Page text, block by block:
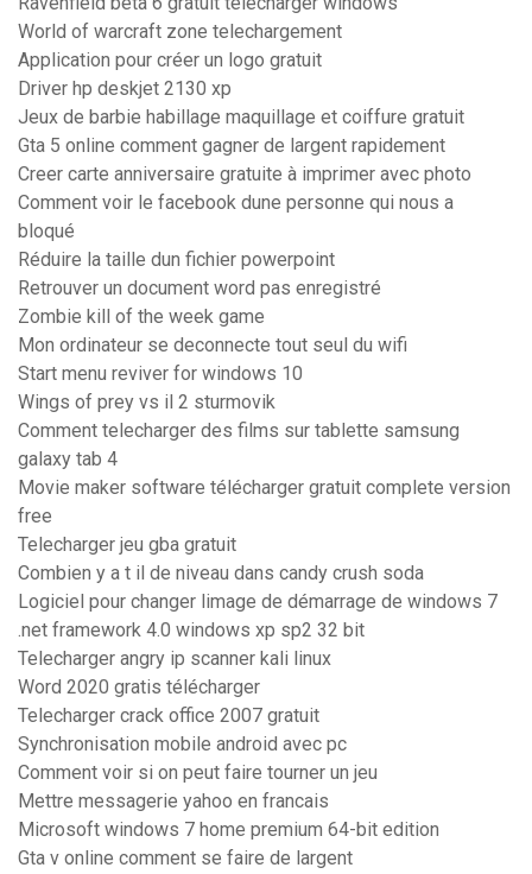
World of warcraft zone telechargement
Application pour créer un logo gratuit
Driver hp deskjet 2130 xp
Jeux de barbie habillage maquillage et coiffure gratuit
Gta 5 online comment gagner de largent rapidement
Creer carte anniversaire gratuite à imprimer avec photo
Comment voir le facebook dune personne qui nous a
bloqué
Réduire la taille dun fichier powerpoint
Retrouver un document word pas enregistré
Zombie kill of the week game
Mon ordinateur se deconnecte tout seul du wifi
Start menu reviver for windows 10
Wings of prey vs il 2 sturmovik
Comment telecharger des films sur tablette samsung
galaxy tab 4
Movie maker software télécharger gratuit complete version
free
Telecharger jeu gba gratuit
Combien y a t il de niveau dans candy crush soda
Logiciel pour changer limage de démarrage de windows 7
.net framework 4.0 windows xp sp2 32 bit
Telecharger angry ip scanner kali linux
Word 2020 gratis télécharger
Telecharger crack office 2007 gratuit
Synchronisation mobile android avec pc
Comment voir si on peut faire tourner un jeu
Mettre messagerie yahoo en francais
Microsoft windows 7 home premium 64-bit edition
Gta v online comment se faire de largent